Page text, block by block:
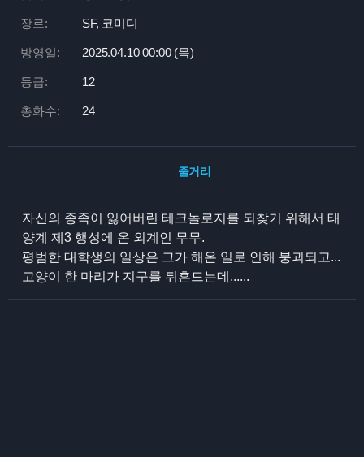
장르: SF, 코미디
방영일: 2025.04.10 00:00 (목)
등급: 12
총화수: 24
줄거리
자신의 종족이 잃어버린 테크놀로지를 되찾기 위해서 태
양계 제3 행성에 온 외계인 무무.
평범한 대학생의 일상은 그가 해온 일로 인해 붕괴되고...
고양이 한 마리가 지구를 뒤흔드는데......